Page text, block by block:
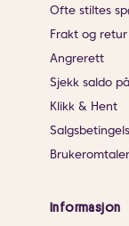
Ofte stiltes
Frakt og retur
Angrerett
Sjekk saldo
Klikk & Hent
Brukeromtaler
Informasjon